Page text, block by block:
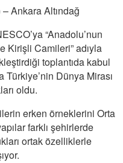
Ankara Altındağ
“Anadolu’nun
Kirişli Camileri” adıyla
toplantıda kabul
Dünya Mirası
oldu.
erken örneklerini Orta
farklı şehirlerde
ortak özelliklerle